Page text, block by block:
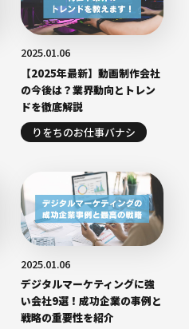
2025.01.06
【2025年最新】動画制作会社
の今後は？業界動向とトレン
ドを徹底解説
りをちのお仕事バナシ
2025.01.06
デジタルマーケティングに強
い会社9選！成功企業の事例と
戦略の重要性を紹介